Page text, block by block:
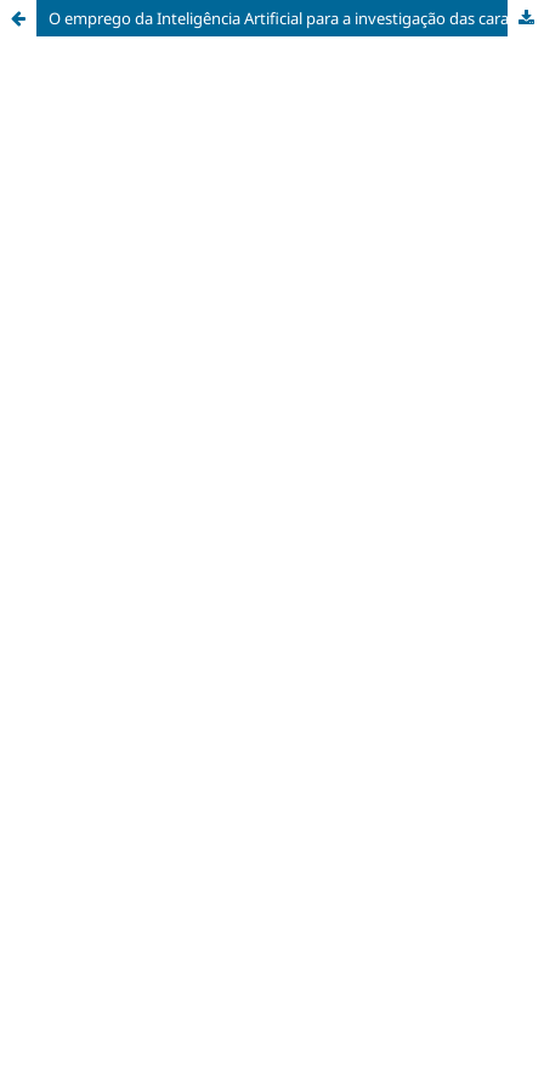
O emprego da Inteligência Artificial para a investigação das características técnicas, funcionais e ambientais de edificações